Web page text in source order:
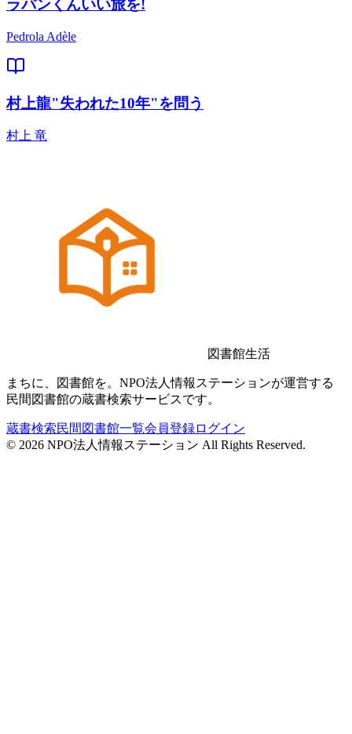
ラパンくんいい旅を!
Pedrola Adèle
村上龍"失われた10年"を問う
村上 竜
図書館生活
まちに、図書館を。NPO法人情報ステーションが運営する
民間図書館の蔵書検索サービスです。
蔵書検索民間図書館一覧会員登録ログイン
© 2026 NPO法人情報ステーション All Rights Reserved.